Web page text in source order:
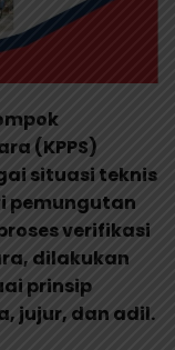
(KPPS)
situasi teknis
pemungutan
verifikasi
dilakukan
prinsip
jujur, dan adil.